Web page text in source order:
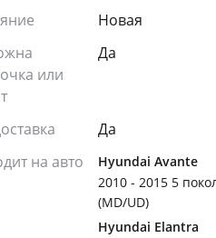
Новая
или
Да
Да
на авто
Hyundai Avante
2010 - 2015 5
(MD/UD)
Hyundai Elantra